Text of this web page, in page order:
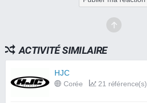
ACTIVITÉ SIMILAIRE
HJC
Corée 21 référence(s)